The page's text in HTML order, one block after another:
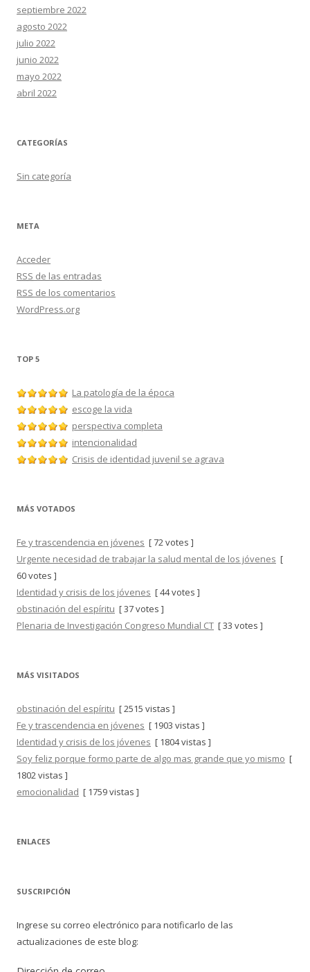
septiembre 2022
agosto 2022
julio 2022
junio 2022
mayo 2022
abril 2022
CATEGORÍAS
Sin categoría
META
Acceder
RSS de las entradas
RSS de los comentarios
WordPress.org
TOP 5
La patología de la época
escoge la vida
perspectiva completa
intencionalidad
Crisis de identidad juvenil se agrava
MÁS VOTADOS
Fe y trascendencia en jóvenes [ 72 votes ]
Urgente necesidad de trabajar la salud mental de los jóvenes [
60 votes ]
Identidad y crisis de los jóvenes [ 44 votes ]
obstinación del espíritu [ 37 votes ]
Plenaria de Investigación Congreso Mundial CT [ 33 votes ]
MÁS VISITADOS
obstinación del espíritu [ 2515 vistas ]
Fe y trascendencia en jóvenes [ 1903 vistas ]
Identidad y crisis de los jóvenes [ 1804 vistas ]
Soy feliz porque formo parte de algo mas grande que yo mismo [
1802 vistas ]
emocionalidad [ 1759 vistas ]
ENLACES
SUSCRIPCIÓN
Ingrese su correo electrónico para notificarlo de las
actualizaciones de este blog: